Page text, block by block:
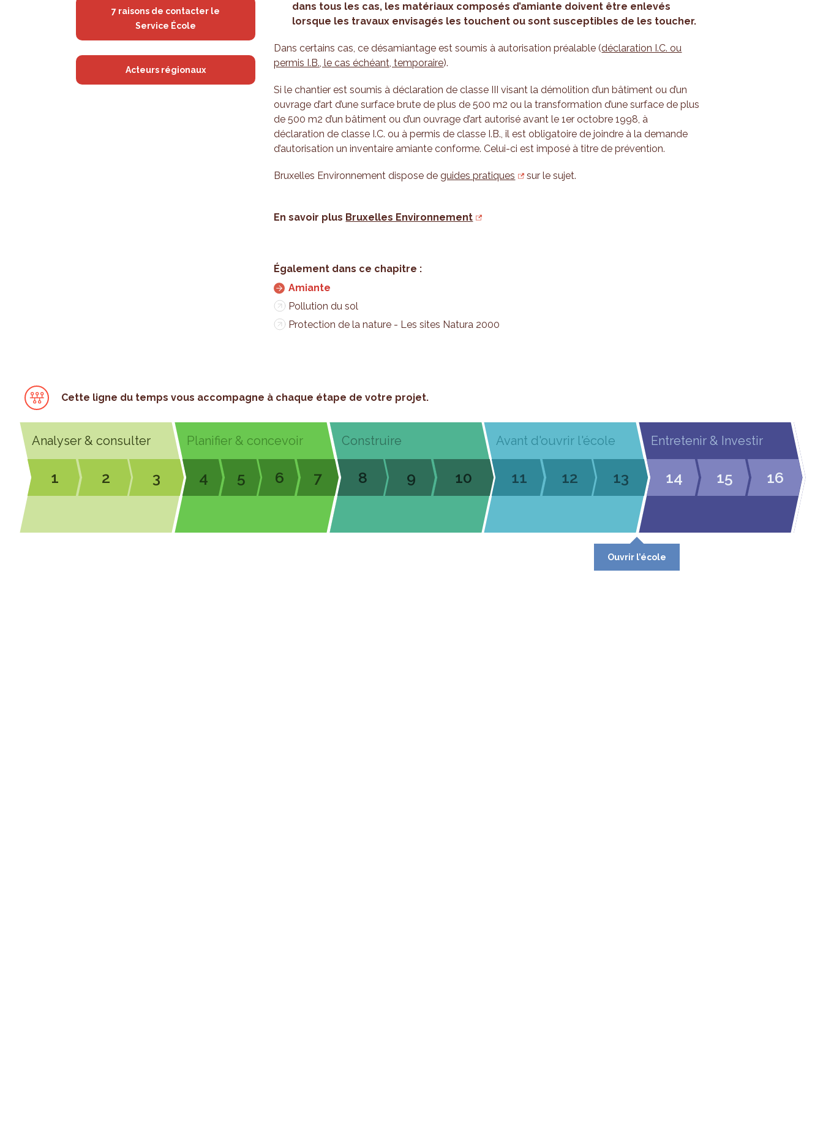
7 raisons de contacter le
Service École
Acteurs régionaux
dans tous les cas, les matériaux composés d’amiante doivent être enlevés
lorsque les travaux envisagés les touchent ou sont susceptibles de les toucher.
Dans certains cas, ce désamiantage est soumis à autorisation préalable (déclaration I.C. ou
permis I.B., le cas échéant, temporaire).
Si le chantier est soumis à déclaration de classe III visant la démolition d’un bâtiment ou d’un
ouvrage d’art d’une surface brute de plus de 500 m2 ou la transformation d’une surface de plus
de 500 m2 d’un bâtiment ou d’un ouvrage d’art autorisé avant le 1er octobre 1998, à
déclaration de classe I.C. ou à permis de classe I.B., il est obligatoire de joindre à la demande
d’autorisation un inventaire amiante conforme. Celui-ci est imposé à titre de prévention.
Bruxelles Environnement dispose deguides pratiques sur le sujet.
En savoir plus Bruxelles Environnement
Amiante
Pollution du sol
Protection de la nature - Les sites Natura 2000
Cette ligne du temps vous accompagne à chaque étape de votre projet.
Analyser & consulter
1 2 3
Planifier & concevoir
4 5 6 7
Construire
8 9 10
Avant d'ouvrir l'école
11 12 13
Ouvrir l’école
Entretenir & Investir
14 15 16